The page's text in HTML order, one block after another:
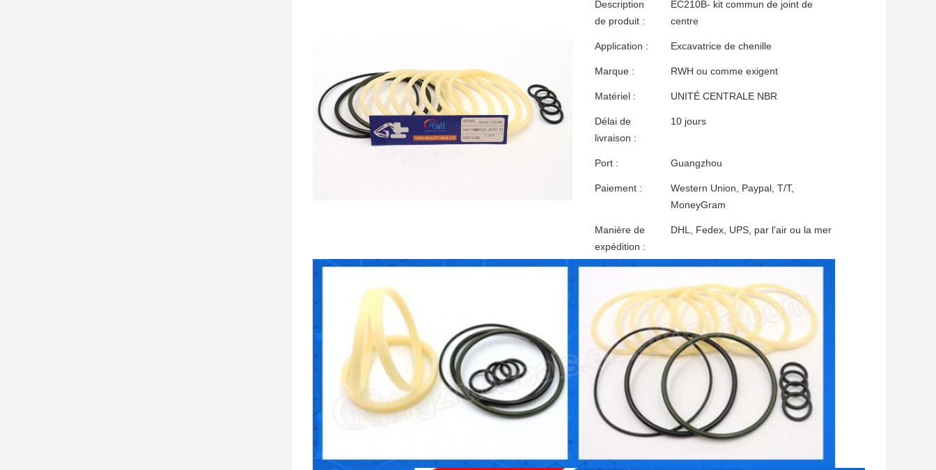
Description
de produit :
EC210B- kit commun de joint de
centre
Application : Excavatrice de chenille
Marque : RWH ou comme exigent
Matériel : UNITÉ CENTRALE NBR
Délai de
livraison :
10 jours
Port : Guangzhou
Paiement :
Western Union, Paypal, T/T,
MoneyGram
Manière de
expédition :
DHL, Fedex, UPS, par l'air ou la mer